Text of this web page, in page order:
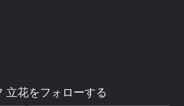
立花をフォローする